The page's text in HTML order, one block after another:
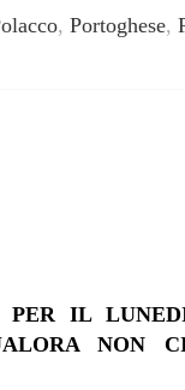
, Portoghese,
IL
NON